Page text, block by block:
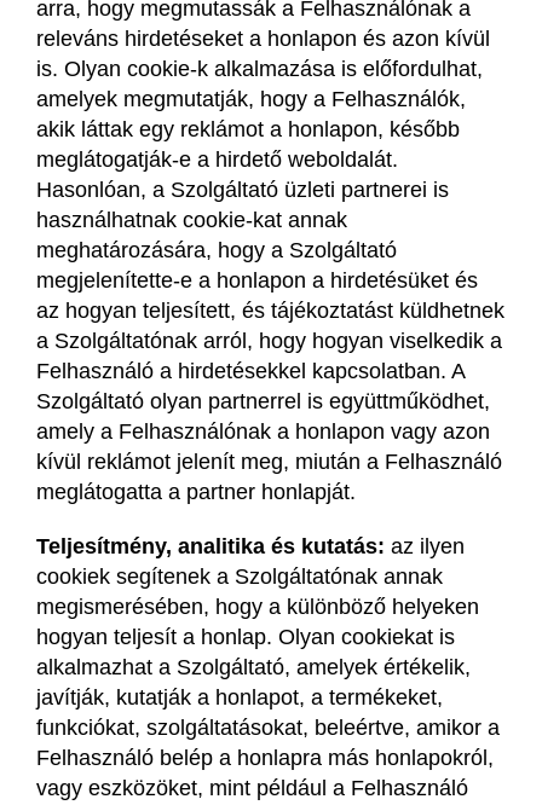
arra, hogy megmutassák a Felhasználónak a
releváns hirdetéseket a honlapon és azon kívül
is. Olyan cookie-k alkalmazása is előfordulhat,
amelyek megmutatják, hogy a Felhasználók,
akik láttak egy reklámot a honlapon, később
meglátogatják-e a hirdető weboldalát.
Hasonlóan, a Szolgáltató üzleti partnerei is
használhatnak cookie-kat annak
meghatározására, hogy a Szolgáltató
megjelenítette-e a honlapon a hirdetésüket és
az hogyan teljesített, és tájékoztatást küldhetnek
a Szolgáltatónak arról, hogy hogyan viselkedik a
Felhasználó a hirdetésekkel kapcsolatban. A
Szolgáltató olyan partnerrel is együttműködhet,
amely a Felhasználónak a honlapon vagy azon
kívül reklámot jelenít meg, miután a Felhasználó
meglátogatta a partner honlapját.
Teljesítmény, analitika és kutatás: az ilyen
cookiek segítenek a Szolgáltatónak annak
megismerésében, hogy a különböző helyeken
hogyan teljesít a honlap. Olyan cookiekat is
alkalmazhat a Szolgáltató, amelyek értékelik,
javítják, kutatják a honlapot, a termékeket,
funkciókat, szolgáltatásokat, beleértve, amikor a
Felhasználó belép a honlapra más honlapokról,
vagy eszközöket, mint például a Felhasználó